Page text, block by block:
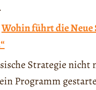
Wohin führt die Neue
Strategie
Programm